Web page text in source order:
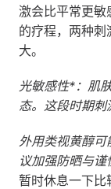
激会比平常更敏
的疗程，两种
大。
光敏感性*：肌
态。这段时期刺
外用类视黄醇
议加强防晒与
暂时休息一下比